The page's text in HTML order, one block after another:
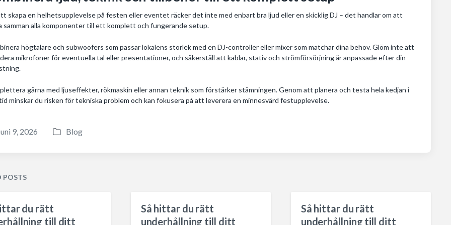
skapa en helhetsupplevelse på festen eller eventet räcker det inte med enbart bra ljud eller en skicklig DJ – det handlar om att
samman alla komponenter till ett komplett och fungerande setup.
högtalare och subwoofers som passar lokalens storlek med en DJ-controller eller mixer som matchar dina behov. Glöm inte att
mikrofoner för eventuella tal eller presentationer, och säkerställ att kablar, stativ och strömförsörjning är anpassade efter din
gärna med ljuseffekter, rökmaskin eller annan teknik som förstärker stämningen. Genom att planera och testa hela kedjan i
minskar du risken för tekniska problem och kan fokusera på att leverera en minnesvärd festupplevelse.
9, 2026
P
i
Blog
POSTS
du rätt
till ditt
Så hittar du rätt
underhållning till ditt
Så hittar du rätt
underhållning till ditt